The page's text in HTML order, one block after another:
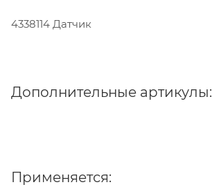
4338114 Датчик
Дополнительные артикулы:
Применяется: